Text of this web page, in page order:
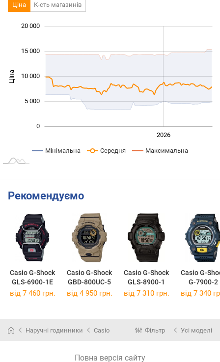
Ціна К-сть магазинів
Ціна 10 000
0
5 000
10 000
15 000
20 000
2026
Мінімальна Середня Максимальна
Рекомендуємо
Casio G-Shock
GLS-6900-1E
Casio G-Shock
GBD-800UC-5
Casio G-Shock
GLS-8900-1
Casio G-
G-7900-2
від 7 460 грн. від 4 950 грн. від 7 310 грн. від 7 340
Наручні годинники Casio Фільтр Усі моделі
Повна версія сайту